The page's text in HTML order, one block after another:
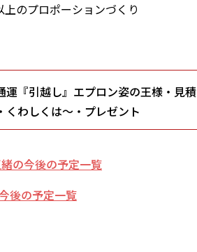
上のプロポーションづくり
運『引越し』エプロン姿の王様・見積
くわしくは～・プレゼント
の今後の予定一覧
後の予定一覧